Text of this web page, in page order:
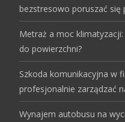
bezstresowo poruszać się
Metraż a moc
do powierzchni?
Szkoda komunikacyjna w
profesjonalnie zarządzać
Wynajem autobusu na